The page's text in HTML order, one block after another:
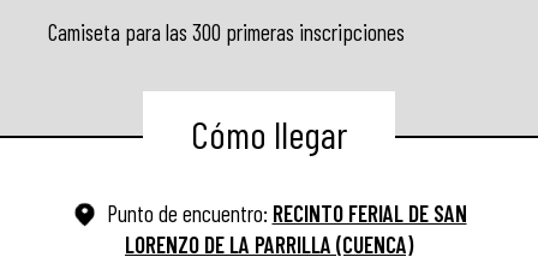
Camiseta para las 300 primeras inscripciones
Cómo llegar
Punto de encuentro: RECINTO FERIAL DE SAN
LORENZO DE LA PARRILLA (CUENCA)